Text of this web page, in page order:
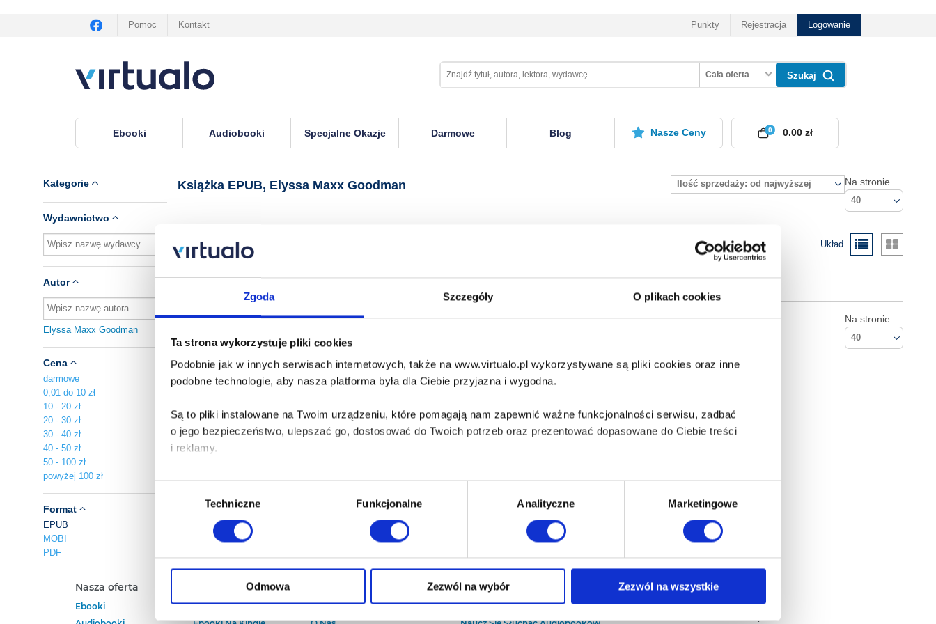
Zgoda Szczegóły O plikach cookies
Ta strona wykorzystuje pliki cookies
Podobnie jak w innych serwisach internetowych, także na www.virtualo.pl wykorzystywane są pliki cookies oraz inne
podobne technologie, aby nasza platforma była dla Ciebie przyjazna i wygodna.
Są to pliki instalowane na Twoim urządzeniu, które pomagają nam zapewnić ważne funkcjonalności serwisu, zadbać
o jego bezpieczeństwo, ulepszać go, dostosować do Twoich potrzeb oraz prezentować dopasowane do Ciebie treści
i reklamy.
Poza plikami, które są nam niezbędne do prawidłowego i bezpiecznego działania serwisu - są także takie, które wymagają
Twojej zgody.
Każda udzielona zgoda poprawi Twoje doświadczenia jeśli jesteś naszym Użytkownikiem.
Techniczne Funkcjonalne Analityczne Marketingowe
Odmowa Zezwól na wybór Zezwól na wszystkie
Pomoc Kontakt Punkty Rejestracja Logowanie
Cała oferta Szukaj
Ebooki Audiobooki Specjalne Okazje Darmowe Blog Nasze Ceny 0
0.00 zł
Kategorie
Wydawnictwo
Autor
Elyssa Maxx Goodman
Cena
darmowe
0,01 do 10 zł
10 - 20 zł
20 - 30 zł
30 - 40 zł
40 - 50 zł
50 - 100 zł
powyżej 100 zł
Format
EPUB
MOBI
PDF
Książka EPUB, Elyssa Maxx Goodman Ilość sprzedaży: od najwyższej Na stronie
40
Układ
Brak pozycji.
Na stronie
40
Nasza oferta
Ebooki
Polecamy
Darmowe Ebooki
Kontakt
Baza wiedzy
Który Format Ebooka Wybrać?
Kontakt
Empik S.A
ul. Marszałkowska 104/122